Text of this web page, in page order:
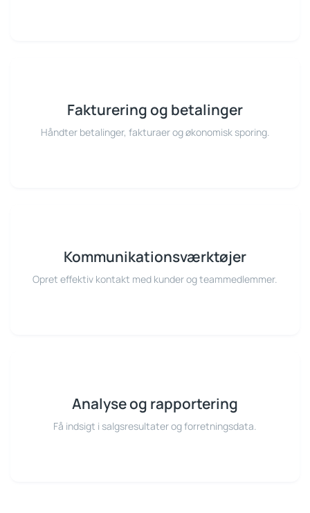
Fakturering og betalinger
Håndter betalinger, fakturaer og økonomisk sporing.
Kommunikationsværktøjer
Opret effektiv kontakt med kunder og teammedlemmer.
Analyse og rapportering
Få indsigt i salgsresultater og forretningsdata.